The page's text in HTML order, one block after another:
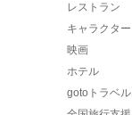
レストラン
キャラクター
映画
ホテル
gotoトラベル